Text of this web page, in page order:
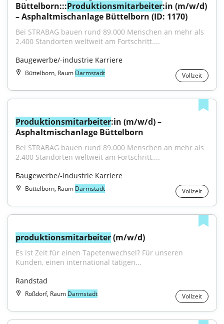
Büttelborn:::Produktionsmitarbeiter:in (m/w/d)
– Asphaltmischanlage Büttelborn (ID: 1170)
Bei STRABAG bauen rund 89.000 Menschen an mehr als
2.400 Standorten weltweit am Fortschritt....
Baugewerbe/-industrie Karriere
Büttelborn, Raum Darmstadt Vollzeit
Produktionsmitarbeiter:in (m/w/d) –
Asphaltmischanlage Büttelborn
Bei STRABAG bauen rund 89.000 Menschen an mehr als
2.400 Standorten weltweit am Fortschritt....
Baugewerbe/-industrie Karriere
Büttelborn, Raum Darmstadt Vollzeit
produktionsmitarbeiter (m/w/d)
Es ist Zeit für einen Tapetenwechsel? Für unseren
Kunden, einen international tätigen...
Randstad
Roßdorf, Raum Darmstadt Vollzeit